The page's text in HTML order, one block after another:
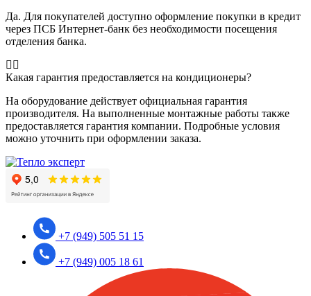
Да. Для покупателей доступно оформление покупки в кредит
через ПСБ Интернет-банк без необходимости посещения
отделения банка.
Какая гарантия предоставляется на кондиционеры?
На оборудование действует официальная гарантия
производителя. На выполненные монтажные работы также
предоставляется гарантия компании. Подробные условия
можно уточнить при оформлении заказа.
+7 (949) 505 51 15
+7 (949) 005 18 61